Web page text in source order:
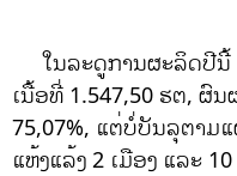
ໃນລະດູການຜະລິດປີນີ້
ເນື້ອທີ່ 1.547,50 ຮຕ, ຜົ
75,07%, ແຕ່ບໍ່ບັນລຸຕາມ
ແຫ້ງແລ້ງ 2 ເມືອງ ແລະ